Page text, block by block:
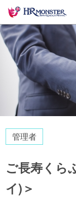
管理者
ご長寿くら
イ)＞